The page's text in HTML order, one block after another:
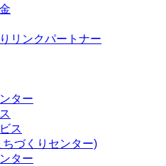
リンクパートナー
ター
ス
づくりセンター)
ター